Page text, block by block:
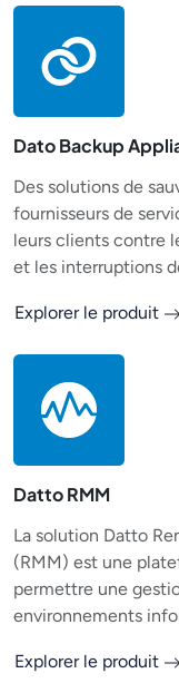
Dato Backup
Des solutions de
fournisseurs de
leurs clients contre
et les interruptions
Explorer le produit
Datto RMM
La solution Datto
(RMM) est une
permettre une
environnements
Explorer le produit